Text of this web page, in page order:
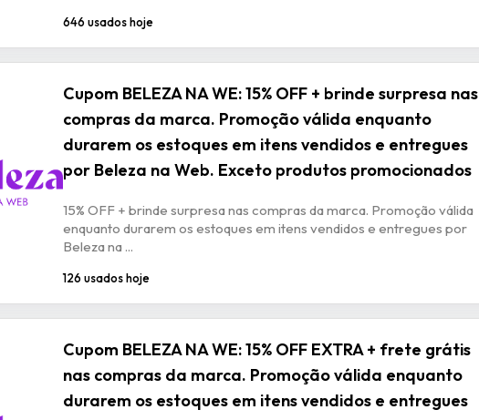
646 usados hoje
Cupom BELEZA NA WE: 15% OFF + brinde surpresa nas
compras da marca. Promoção válida enquanto
durarem os estoques em itens vendidos e entregues
por Beleza na Web. Exceto produtos promocionados
15% OFF + brinde surpresa nas compras da marca. Promoção válida
enquanto durarem os estoques em itens vendidos e entregues por
Beleza na ...
126 usados hoje
Cupom BELEZA NA WE: 15% OFF EXTRA + frete grátis
nas compras da marca. Promoção válida enquanto
durarem os estoques em itens vendidos e entregues